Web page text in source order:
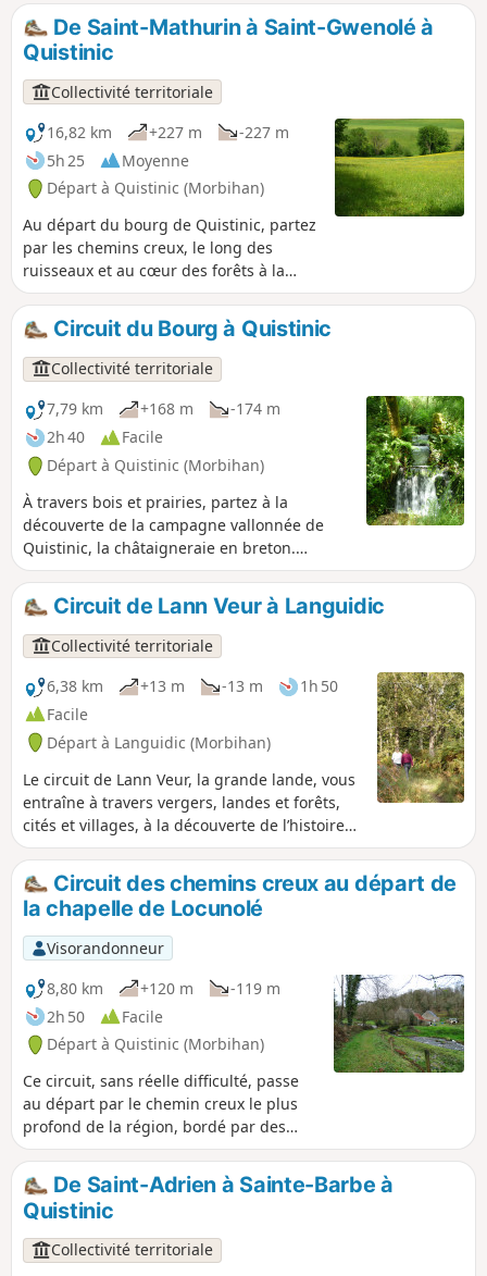
Plongeant au cœur des forêts et des
landes, surplombant la Vallée du Blavet,
longeant les ruisseaux, vous serez
enchanté par la beauté des paysages.
Un parcours à faire, à la journée, avec
pique-nique.
De Saint-Mathurin à Saint-Gwenolé à
Quistinic
Collectivité territoriale
16,82 km
+227 m
-227 m
5h 25
Moyenne
Départ à Quistinic (Morbihan)
Au départ du bourg de Quistinic, partez
par les chemins creux, le long des
ruisseaux et au cœur des forêts à la
découverte de la partie Ouest de la
commune. Découvrez l’histoire de
Quistinic, ses chapelles, calvaires,
maisons rurales, moulins, etc. Ce
parcours reprend la partie Ouest du
Circuit des chapelles.
Circuit du Bourg à Quistinic
Collectivité territoriale
7,79 km
+168 m
-174 m
2h 40
Facile
Départ à Quistinic (Morbihan)
À travers bois et prairies, partez à la
découverte de la campagne vallonnée de
Quistinic, la châtaigneraie en breton.
Parcourez les chemins creux et longez les
ruisseaux. Admirez les vastes paysages de la
Vallée du Blavet et traversez les villages
contant la vie rurale d’hier et d’aujourd’hui.
Circuit de Lann Veur à Languidic
Collectivité territoriale
6,38 km
+13 m -13 m
1h 50
Facile
Départ à Languidic (Morbihan)
Le circuit de Lann Veur, la grande lande, vous
entraîne à travers vergers, landes et forêts,
cités et villages, à la découverte de l’histoire
de cet espace naturel transformé par
l’homme. À la belle saison, sinuez sous les
verts feuillages et dans la lande odorante en
fleur. En hiver, laissez-vous aller à la rêverie au
bord des mares, au milieu des herbes
blondes et des rousses fougères.
Circuit des chemins creux au départ de
la chapelle de Locunolé
Visorandonneur
8,80 km
+120 m
-119 m
2h 50
Facile
Départ à Quistinic (Morbihan)
Ce circuit, sans réelle difficulté, passe
au départ par le chemin creux le plus
profond de la région, bordé par des
hauts murs en terre, surmontés de
chênes et de châtaigniers majestueux. Il
longe le petit ruisseau de Chauzel et
serpente par des chemins bordés de
murs en pierres sèches recouvertes de
mousses.
De Saint-Adrien à Sainte-Barbe à
Quistinic
Collectivité territoriale